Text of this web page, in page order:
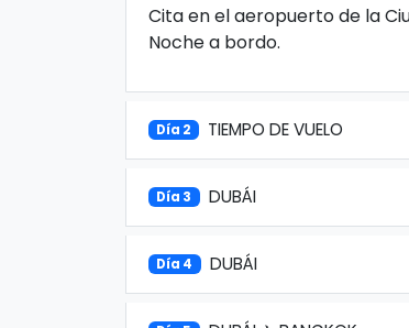
Cita en el aeropuerto de la
Noche a bordo.
Día 2 TIEMPO DE VUELO
Día 3 DUBÁI
Día 4 DUBÁI